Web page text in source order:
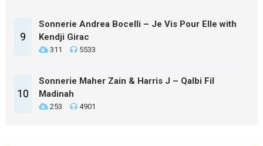
9
Sonnerie Andrea Bocelli – Je Vis Pour Elle with
Kendji Girac
311 5533
10
Sonnerie Maher Zain & Harris J – Qalbi Fil
Madinah
253 4901